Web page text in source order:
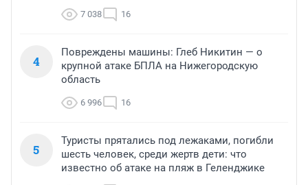
7 038 16
4
Повреждены машины: Глеб Никитин — о
крупной атаке БПЛА на Нижегородскую
область
6 996 16
5
Туристы прятались под лежаками, погибли
шесть человек, среди жертв дети: что
известно об атаке на пляж в Геленджике